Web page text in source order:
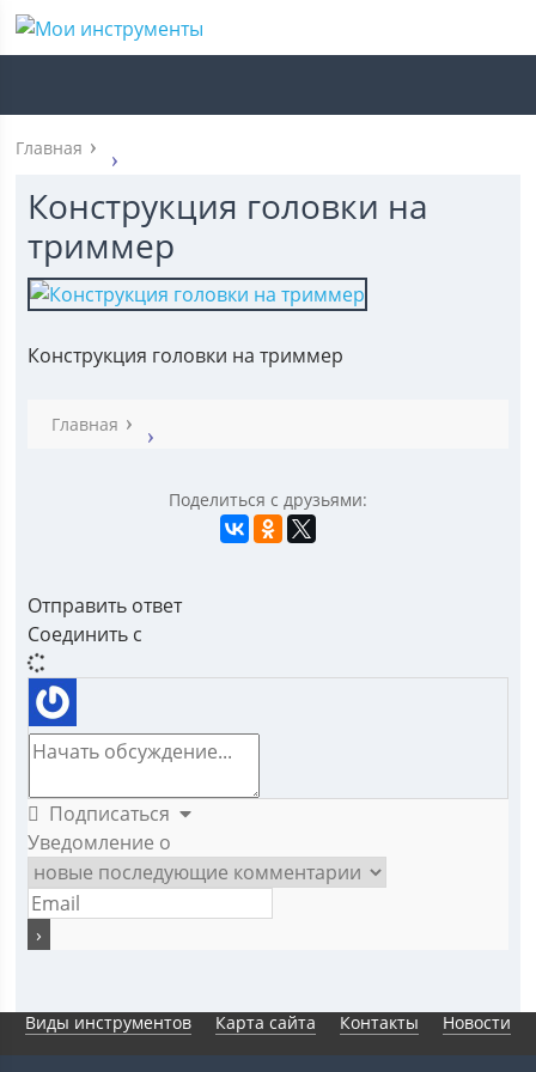
Главная
Конструкция головки на
триммер
Конструкция головки на триммер
Главная
Поделиться с друзьями:
Отправить ответ
Соединить с
Подписаться
Уведомление о
Виды инструментов Карта сайта Контакты Новости